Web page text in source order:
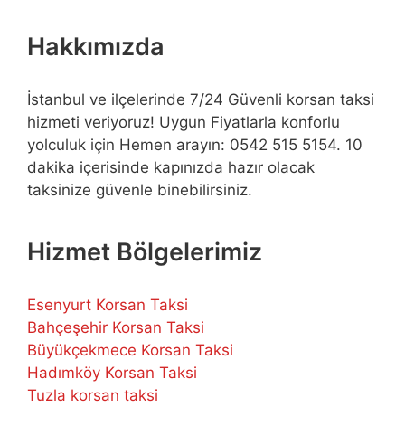
Hakkımızda
İstanbul ve ilçelerinde 7/24 Güvenli korsan taksi
hizmeti veriyoruz! Uygun Fiyatlarla konforlu
yolculuk için Hemen arayın: 0542 515 5154. 10
dakika içerisinde kapınızda hazır olacak
taksinize güvenle binebilirsiniz.
Hizmet Bölgelerimiz
Esenyurt Korsan Taksi
Bahçeşehir Korsan Taksi
Büyükçekmece Korsan Taksi
Hadımköy Korsan Taksi
Tuzla korsan taksi